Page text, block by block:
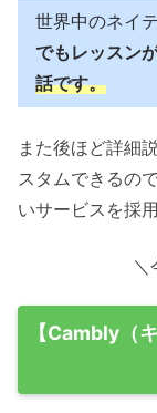
世界中のネイ
でもレッスン
話です。
また後ほど詳細
スタムできるの
いサービスを採
＼
【Cambly（